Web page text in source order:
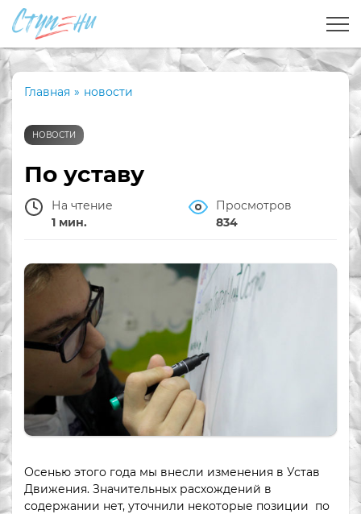
Главная » новости
НОВОСТИ
По уставу
На чтение
1 мин.
Просмотров
834
Осенью этого года мы внесли изменения в Устав
Движения. Значительных расхождений в
содержании нет, уточнили некоторые позиции по